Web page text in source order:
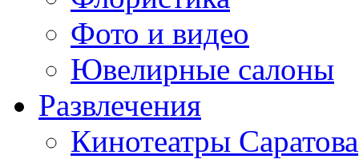
Фото и видео
Ювелирные салоны
Развлечения
Кинотеатры Саратова